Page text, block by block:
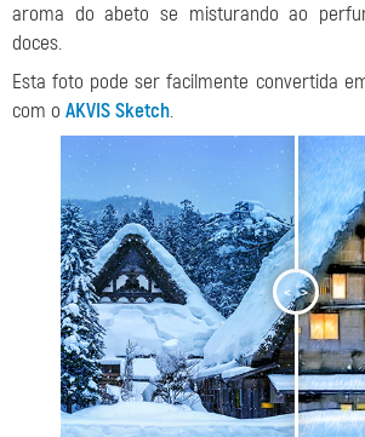
aroma do abeto se misturando ao
doces.
Esta foto pode ser facilmente convertida
com o AKVIS Sketch.
< >